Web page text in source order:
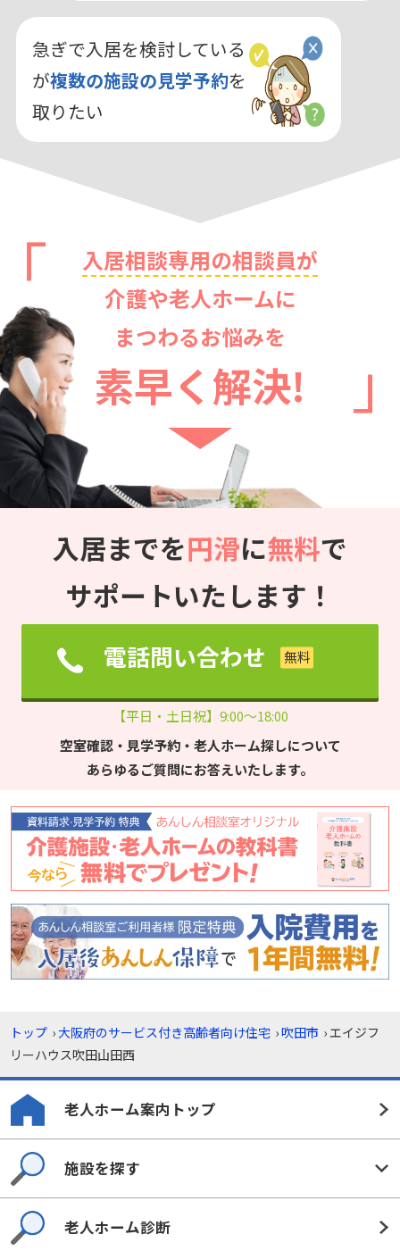
急ぎで入居を検討している
が複数の施設の見学予約を
取りたい
入居相談専用の相談員が
介護や老人ホームに
まつわるお悩みを
素早く解決!
入居までを円滑に無料で
サポートいたします！
電話問い合わせ
【平日・土日祝】9:00～18:00
空室確認・見学予約・老人ホーム探しについて
あらゆるご質問にお答えいたします。
トップ ›大阪府のサービス付き高齢者向け住宅 ›吹田市 ›エイジフ
リーハウス吹田山田西
老人ホーム案内トップ
施設を探す
老人ホーム診断